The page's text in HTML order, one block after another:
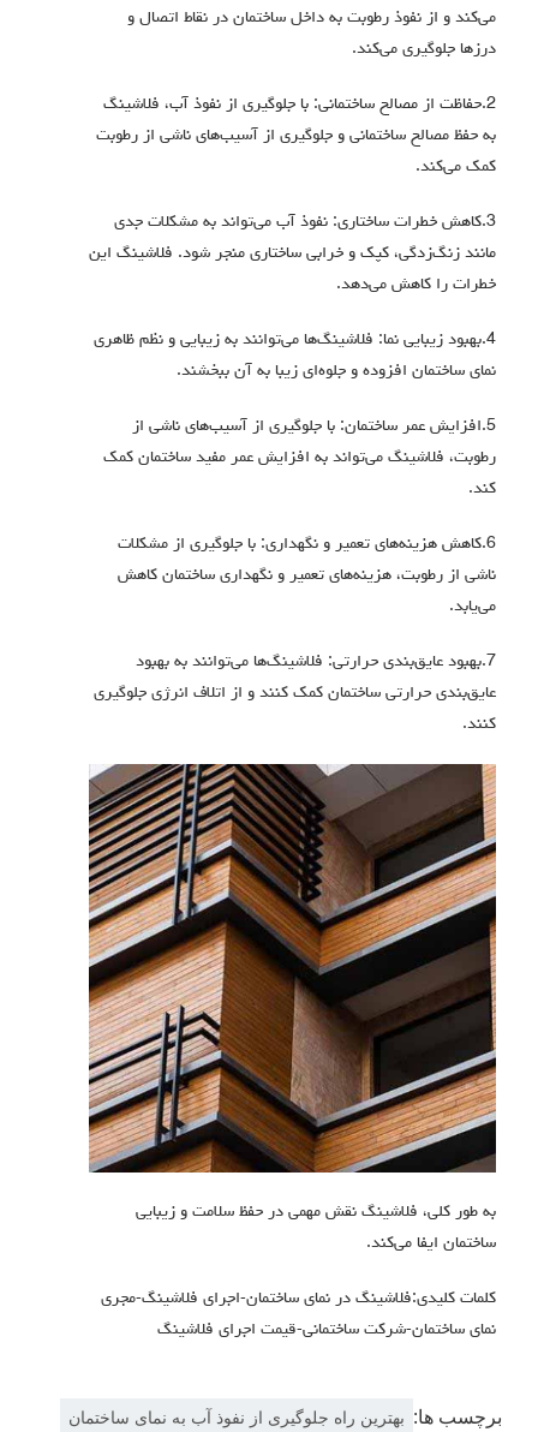
می‌کند و از نفوذ رطوبت به داخل ساختمان در نقاط اتصال و
درزها جلوگیری می‌کند.
2.حفاظت از مصالح ساختمانی: با جلوگیری از نفوذ آب، فلاشینگ
به حفظ مصالح ساختمانی و جلوگیری از آسیب‌های ناشی از رطوبت
کمک می‌کند.
3.کاهش خطرات ساختاری: نفوذ آب می‌تواند به مشکلات جدی
مانند زنگ‌زدگی، کپک و خرابی ساختاری منجر شود. فلاشینگ این
خطرات را کاهش می‌دهد.
4.بهبود زیبایی نما: فلاشینگ‌ها می‌توانند به زیبایی و نظم ظاهری
نمای ساختمان افزوده و جلوه‌ای زیبا به آن ببخشند.
5.افزایش عمر ساختمان: با جلوگیری از آسیب‌های ناشی از
رطوبت، فلاشینگ می‌تواند به افزایش عمر مفید ساختمان کمک
کند.
6.کاهش هزینه‌های تعمیر و نگهداری: با جلوگیری از مشکلات
ناشی از رطوبت، هزینه‌های تعمیر و نگهداری ساختمان کاهش
می‌یابد.
7.بهبود عایق‌بندی حرارتی: فلاشینگ‌ها می‌توانند به بهبود
عایق‌بندی حرارتی ساختمان کمک کنند و از اتلاف انرژی جلوگیری
کنند.
به طور کلی، فلاشینگ نقش مهمی در حفظ سلامت و زیبایی
ساختمان ایفا می‌کند.
کلمات کلیدی:فلاشینگ در نمای ساختمان-اجرای فلاشینگ-مجری
نمای ساختمان-شرکت ساختمانی-قیمت اجرای فلاشینگ
برچسب ها: بهترین راه جلوگیری از نفوذ آب به نمای ساختمان